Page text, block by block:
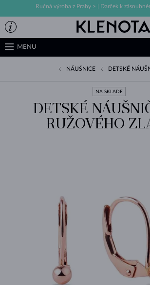
Ručná výroba z Prahy > Darček k
MENU
NÁUŠNICE DETSKÉ
NA SKLADE
DETSKÉ
RUŽOVÉHO